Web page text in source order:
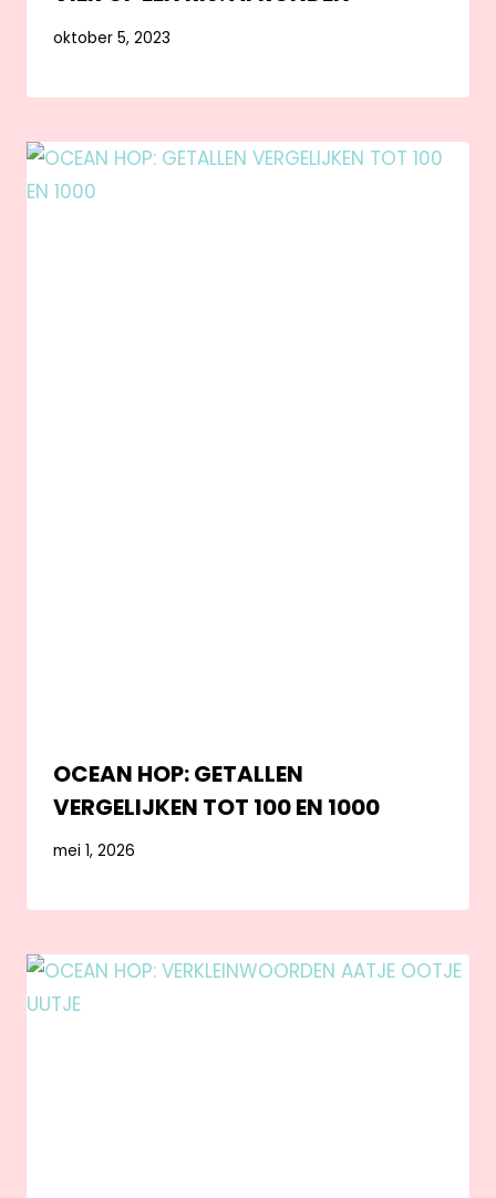
oktober 5, 2023
OCEAN HOP: GETALLEN
VERGELIJKEN TOT 100 EN 1000
mei 1, 2026